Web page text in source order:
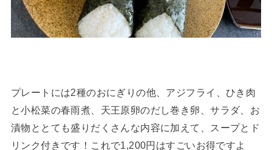
プレートには2種のおにぎりの他、アジフライ、ひき肉
と小松菜の春雨煮、天王原卵のだし巻き卵、サラダ、お
漬物ととても盛りだくさんな内容に加えて、スープとド
リンク付きです！これで1,200円はすごいお得ですよ